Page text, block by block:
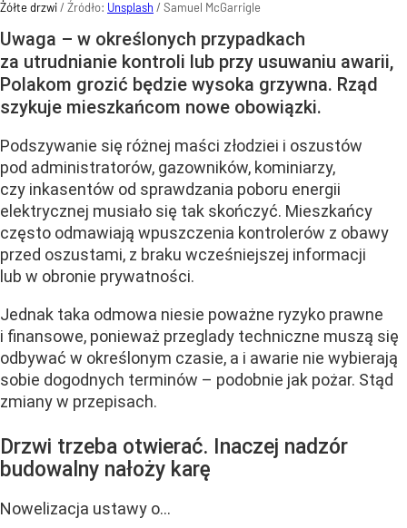
Żółte drzwi/ Źródło: Unsplash / Samuel McGarrigle
Uwaga – w określonych przypadkach
za utrudnianie kontroli lub przy usuwaniu awarii,
Polakom grozić będzie wysoka grzywna. Rząd
szykuje mieszkańcom nowe obowiązki.
Podszywanie się różnej maści złodziei i oszustów
pod administratorów, gazowników, kominiarzy,
czy inkasentów od sprawdzania poboru energii
elektrycznej musiało się tak skończyć. Mieszkańcy
często odmawiają wpuszczenia kontrolerów z obawy
przed oszustami, z braku wcześniejszej informacji
lub w obronie prywatności.
Jednak taka odmowa niesie poważne ryzyko prawne
i finansowe, ponieważ przeglady techniczne muszą się
odbywać w określonym czasie, a i awarie nie wybierają
sobie dogodnych terminów – podobnie jak pożar. Stąd
zmiany w przepisach.
Drzwi trzeba otwierać. Inaczej nadzór
budowalny nałoży karę
Nowelizacja ustawy o...